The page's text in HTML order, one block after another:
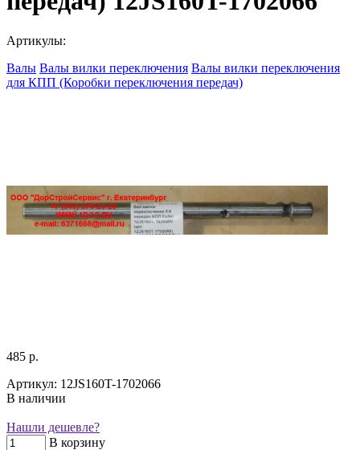
Артикулы:
Валы Валы вилки переключения Валы вилки переключения
для КПП (Коробки переключения передач)
485 р.
Артикул: 12JS160T-1702066
В наличии
Нашли дешевле?
В корзину